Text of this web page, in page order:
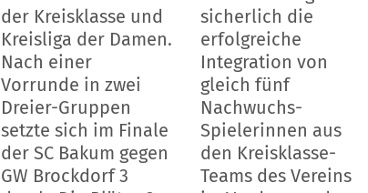
der Kreisklasse und
Kreisliga der Damen.
Nach einer
Vorrunde in zwei
Dreier-Gruppen
setzte sich im Finale
der SC Bakum gegen
GW Brockdorf 3
sicherlich die
erfolgreiche
Integration von
gleich fünf
Nachwuchs-
Spielerinnen aus
den Kreisklasse-
Teams des Vereins